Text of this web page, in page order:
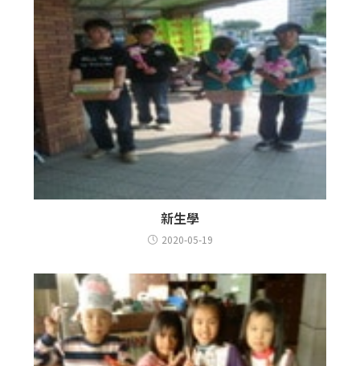
新生學
2020-05-19